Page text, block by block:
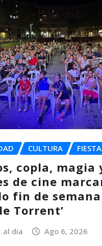
CULTURA
copla, magia
de cine
fin de semana
Torrent’
al dia Ago 6, 2026